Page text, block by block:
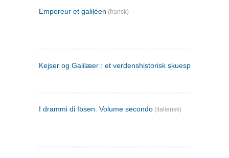
Empereur et galiléen (fransk)
Kejser og Galilæer : et verdenshistorisk skuespil
I drammi di Ibsen. Volume secondo (italiensk)